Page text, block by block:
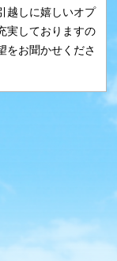
越しに嬉しいオプ
実しておりますの
をお聞かせくださ